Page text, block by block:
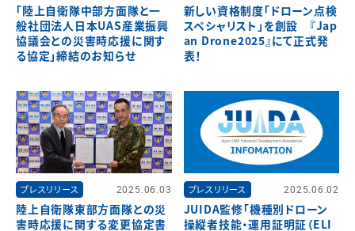
「陸上自衛隊中部方面隊と一
般社団法人日本UAS産業振興
協議会との災害時応援に関す
る協定」締結のお知らせ
新しい資格制度「ドローン点検
スペシャリスト」を創設 『Jap
an Drone2025』にて正式発
表！
プレスリリース 2025.06.03
陸上自衛隊東部方面隊との災
害時応援に関する変更協定書
プレスリリース 2025.06.02
JUIDA監修「機種別ドローン
操縦者技能・運用証明証（ELI